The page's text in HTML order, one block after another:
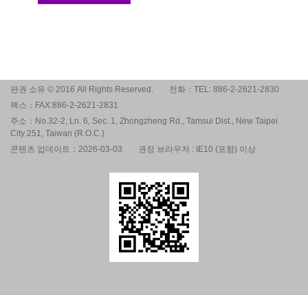
판권 소유 © 2016 All Rights Reserved.
전화：TEL: 886-2-2621-2830
팩스：FAX:886-2-2621-2831
주소：No.32-2, Ln. 6, Sec. 1, Zhongzheng Rd., Tamsui Dist., New Taipei
City 251, Taiwan (R.O.C.)
콘텐츠 업데이트：2026-03-03
권장 브라우저 : IE10 (포함) 이상